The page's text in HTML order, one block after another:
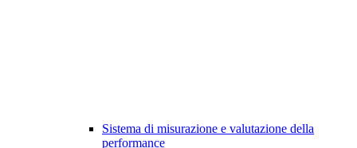
Sistema di misurazione e valutazione della
performance